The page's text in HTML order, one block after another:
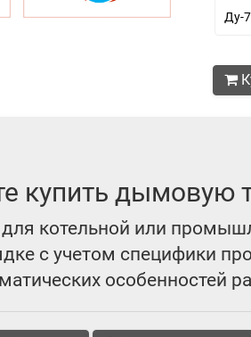
Ду-
купить дымовую
котельной или
с учетом специфики
особенностей